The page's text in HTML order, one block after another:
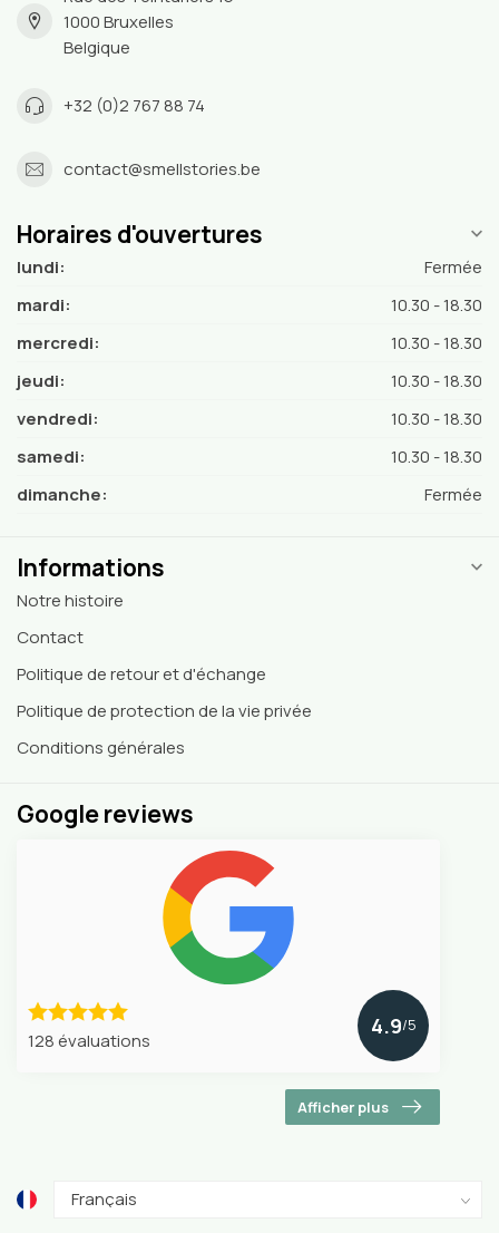
1000 Bruxelles
Belgique
+32 (0)2 767 88 74
contact@smellstories.be
Horaires d'ouvertures
lundi:
Fermée
mardi:
10.30 - 18.30
mercredi:
10.30 - 18.30
jeudi:
10.30 - 18.30
vendredi:
10.30 - 18.30
samedi:
10.30 - 18.30
dimanche:
Fermée
Informations
Notre histoire
Contact
Politique de retour et d'échange
Politique de protection de la vie privée
Conditions générales
Google reviews
128 évaluations
4.9/5
Afficher plus